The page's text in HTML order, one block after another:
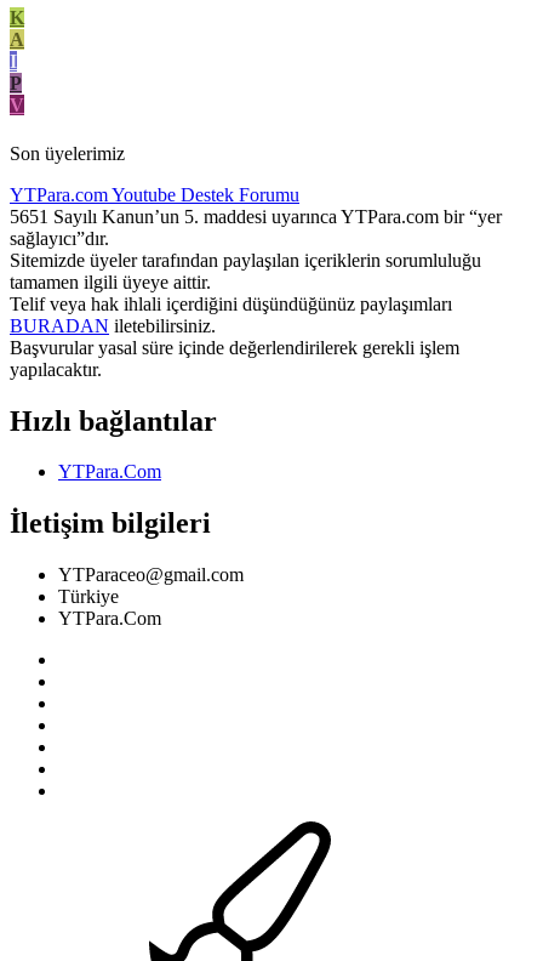
K
A
I
P
V
Son üyelerimiz
YTPara.comYoutube Destek Forumu
5651 Sayılı Kanun’un 5. maddesi uyarınca YTPara.com bir “yer
sağlayıcı”dır.
Sitemizde üyeler tarafından paylaşılan içeriklerin sorumluluğu
tamamen ilgili üyeye aittir.
Telif veya hak ihlali içerdiğini düşündüğünüz paylaşımları
BURADAN iletebilirsiniz.
Başvurular yasal süre içinde değerlendirilerek gerekli işlem
yapılacaktır.
Hızlı bağlantılar
YTPara.Com
İletişim bilgileri
YTParaceo@gmail.com
Türkiye
YTPara.Com